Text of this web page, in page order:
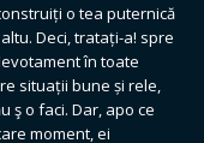
o tea puternică
Deci, tratați-a! spre
în toate
situații bune și rele,
ş o faci. Dar, apo ce
moment, ei